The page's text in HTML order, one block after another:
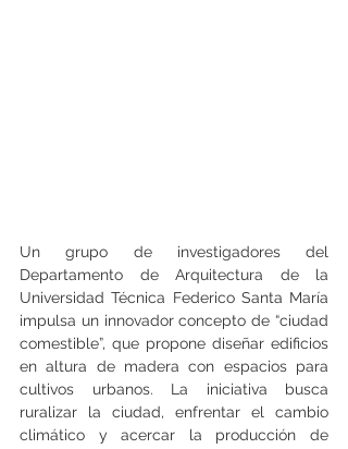
Un grupo de investigadores del
Departamento de Arquitectura de la
Universidad Técnica Federico Santa María
impulsa un innovador concepto de “ciudad
comestible”, que propone diseñar edificios
en altura de madera con espacios para
cultivos urbanos. La iniciativa busca
ruralizar la ciudad, enfrentar el cambio
climático y acercar la producción de